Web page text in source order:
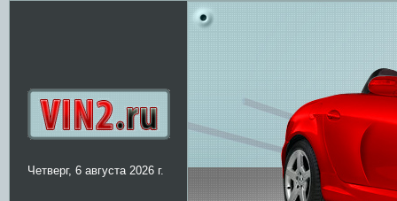
Четверг, 6 августа 2026 г.